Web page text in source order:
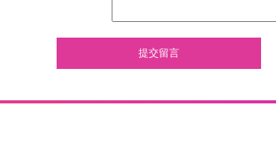
提交留言